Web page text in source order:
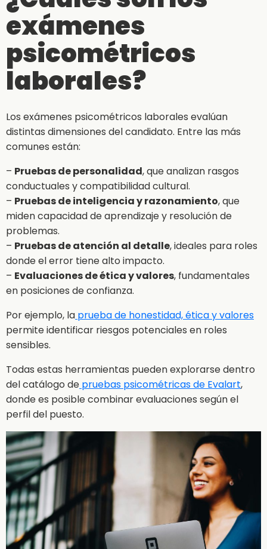
exámenes
psicométricos
laborales?
Los exámenes psicométricos laborales evalúan
distintas dimensiones del candidato. Entre las más
comunes están:
– Pruebas de personalidad, que analizan rasgos
conductuales y compatibilidad cultural.
– Pruebas de inteligencia y razonamiento, que
miden capacidad de aprendizaje y resolución de
problemas.
– Pruebas de atención al detalle, ideales para roles
donde el error tiene alto impacto.
– Evaluaciones de ética y valores, fundamentales
en posiciones de confianza.
Por ejemplo, la prueba de honestidad, ética y valores
permite identificar riesgos potenciales en roles
sensibles.
Todas estas herramientas pueden explorarse dentro
del catálogo de pruebas psicométricas de Evalart,
donde es posible combinar evaluaciones según el
perfil del puesto.